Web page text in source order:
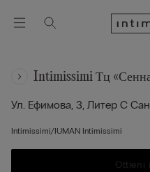
Intimissimi Тц
Ул. Ефимова, 3, Литер С
Intimissimi/IUMAN Intimissimi
Ottieni